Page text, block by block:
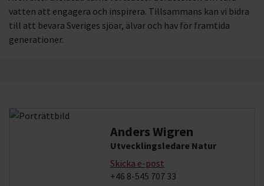
vatten att engagera och inspirera. Tillsammans kan vi bidra
till att bevara Sveriges sjöar, älvar och hav för framtida
generationer.
Anders Wigren
Utvecklingsledare Natur
Skicka e-post
+46 8-545 707 33